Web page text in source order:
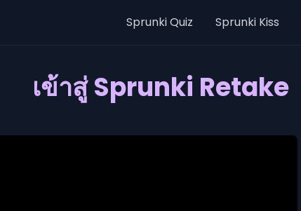
Sprunki Quiz Sprunki Kiss
เข้าสู่ Sprunki Retake